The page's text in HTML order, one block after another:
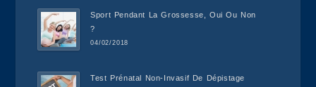
Sport Pendant La Grossesse, Oui Ou Non
?
04/02/2018
Test Prénatal Non-Invasif De Dépistage